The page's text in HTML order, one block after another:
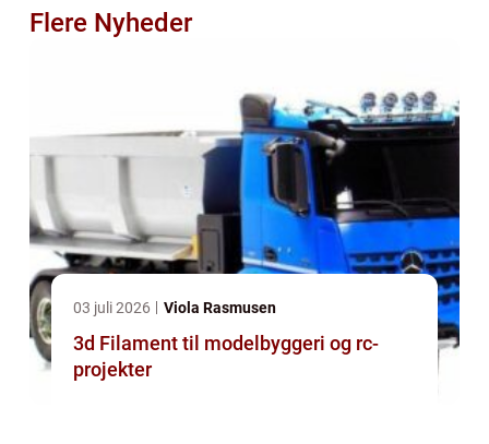
Flere Nyheder
03 juli 2026 Viola Rasmusen
3d Filament til modelbyggeri og rc-
projekter